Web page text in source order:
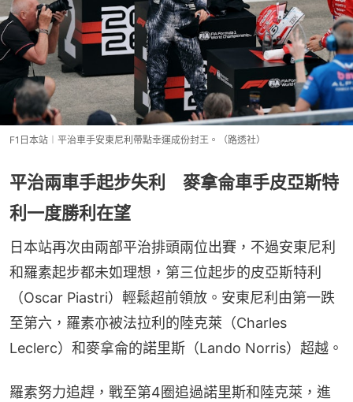
F1日本站︱平治車手安東尼利帶點幸運成份封王。（路透社）
平治兩車手起步失利 麥拿侖車手皮亞斯特
利一度勝利在望
日本站再次由兩部平治排頭兩位出賽，不過安東尼利
和羅素起步都未如理想，第三位起步的皮亞斯特利
（Oscar Piastri）輕鬆超前領放。安東尼利由第一跌
至第六，羅素亦被法拉利的陸克萊（Charles
Leclerc）和麥拿侖的諾里斯（Lando Norris）超越。
羅素努力追趕，戰至第4圈追過諾里斯和陸克萊，進